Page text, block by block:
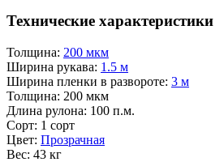
Технические характеристики
Толщина: 200 мкм
Ширина рукава: 1.5 м
Ширина пленки в развороте: 3 м
Толщина: 200 мкм
Длина рулона: 100 п.м.
Сорт: 1 сорт
Цвет: Прозрачная
Вес: 43 кг